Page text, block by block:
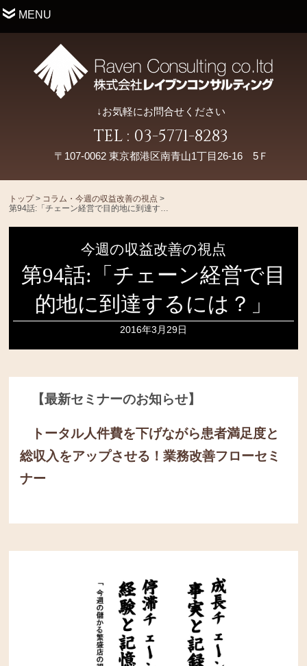
MENU
↓お気軽にお問合せください
TEL : 03-5771-8283
〒107-0062 東京都港区南青山1丁目26-16 5Ｆ
トップ> コラム・今週の収益改善の視点 >
今週の収益改善の視点
第94話:「チェーン経営で目
的地に到達するには？」
2016年3月29日
【最新セミナーのお知らせ】
トータル人件費を下げながら患者満足度と
総収入をアップさせる！業務改善フローセミ
ナー